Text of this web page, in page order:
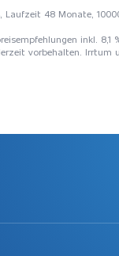
Laufzeit 48 Monate,
inkl.
vorbehalten.